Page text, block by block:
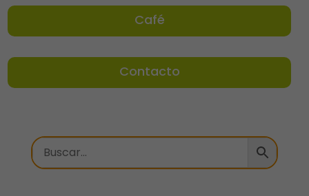
Café
Contacto